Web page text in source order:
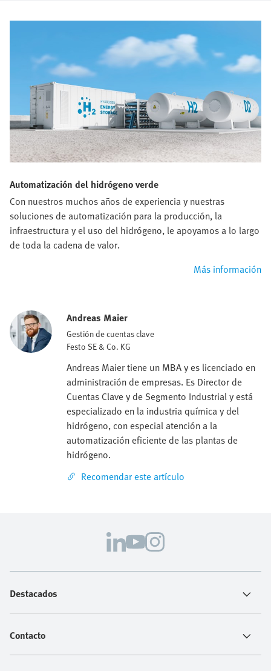
crecerá con usted mañana.
Automatización del hidrógeno verde
Con nuestros muchos años de experiencia y nuestras
soluciones de automatización para la producción, la
infraestructura y el uso del hidrógeno, le apoyamos a lo largo
de toda la cadena de valor.
Más información
Andreas Maier
Gestión de cuentas clave
Festo SE & Co. KG
Andreas Maier tiene un MBA y es licenciado en
administración de empresas. Es Director de
Cuentas Clave y de Segmento Industrial y está
especializado en la industria química y del
hidrógeno, con especial atención a la
automatización eficiente de las plantas de
hidrógeno.
Recomendar este artículo
Destacados
Contacto